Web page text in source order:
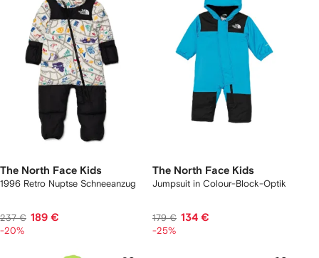
The North Face Kids
1996 Retro Nuptse Schneeanzug
237 € 189 €
-20%
The North Face Kids
Jumpsuit in Colour-Block-Optik
179 € 134 €
-25%